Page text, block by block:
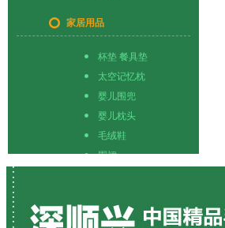
家居用品
杯垫 餐具垫
太空记忆枕
婴儿围兜
婴儿枕头
毛绒鞋
围裙
婴儿用品